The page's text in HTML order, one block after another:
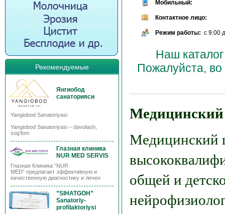
Рекомендуемые
Янгиобод
санаторияси
Yangiobod Sanatoriyasi
Yangiobod Sanatoriyasi – davolash,
sog’lom
Глазная клиника
NUR MED SERVIS
Глазная Клиника “NUR
MED” предлагает эффективную и
качественную диагностику и лечен
”SIHATGOH”
Sanatoriy-
profilaktoriysi
Мобильный:
Контактное лицо:
Режим работы: с 9.00
Наш
Пожалуйста,
Медицинский
общей и